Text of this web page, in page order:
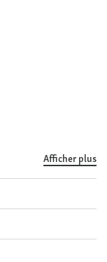
Afficher plus